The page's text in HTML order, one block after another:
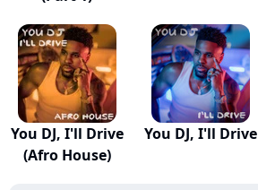
You DJ, I'll Drive
(Afro House)
You DJ, I'll Drive